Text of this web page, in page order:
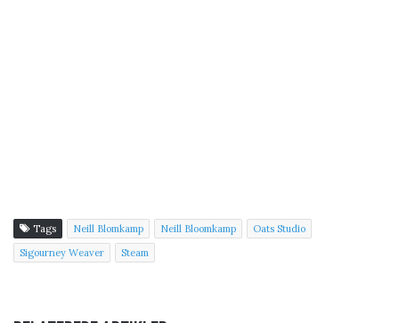
Tags Neill Blomkamp Neill Bloomkamp
Oats Studio
Sigourney Weaver
Steam